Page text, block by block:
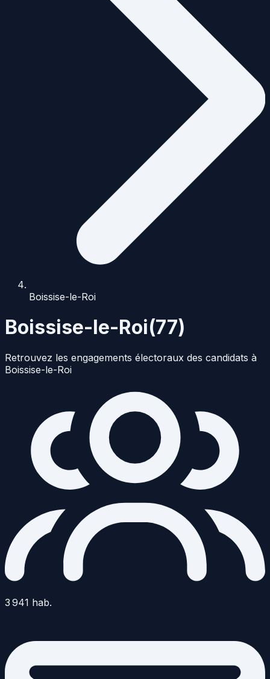
Boissise-le-Roi
Boissise-le-Roi(77)
Retrouvez les engagements électoraux des candidats à
Boissise-le-Roi
3 941 hab.